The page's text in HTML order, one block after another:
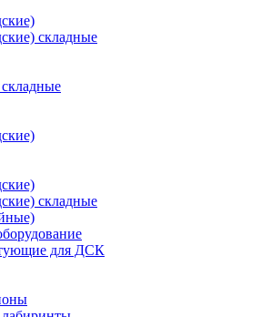
складные
складные
для ДСК